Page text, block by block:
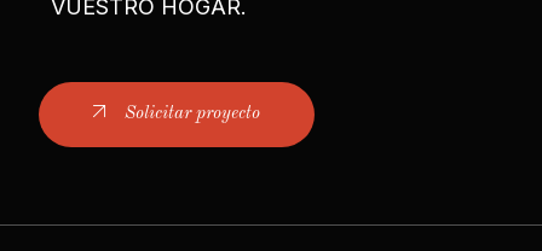
VUESTRO HOGAR.
Solicitar proyecto